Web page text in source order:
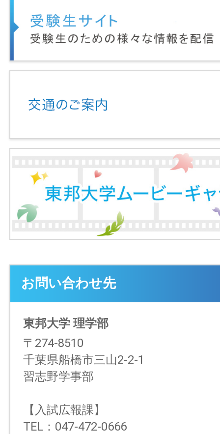
お問い合わせ先
東邦大学 理学部
〒274-8510
千葉県船橋市三山2-2-1
習志野学事部
【入試広報課】
TEL：047-472-0666